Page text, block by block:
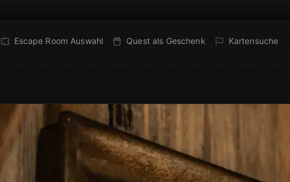
Escape Room Auswahl Quest als Geschenk Kartensuche